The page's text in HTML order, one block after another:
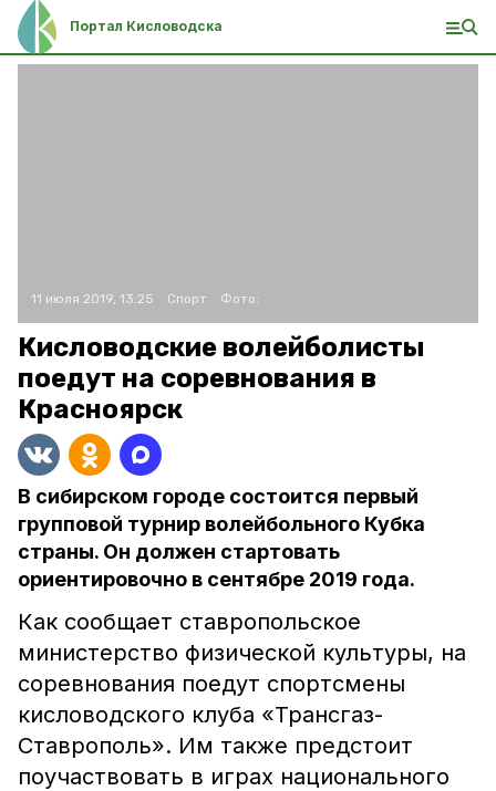
Портал Кисловодска
11 июля 2019, 13:25 Спорт Фото:
Кисловодские волейболисты
поедут на соревнования в
Красноярск
В сибирском городе состоится первый
групповой турнир волейбольного Кубка
страны. Он должен стартовать
ориентировочно в сентябре 2019 года.
Как сообщает ставропольское
министерство физической культуры, на
соревнования поедут спортсмены
кисловодского клуба «Трансгаз-
Ставрополь». Им также предстоит
поучаствовать в играх национального